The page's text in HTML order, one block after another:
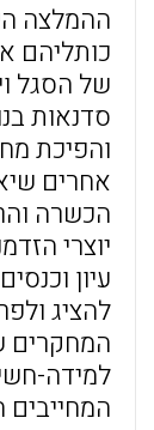
ההמלצה
כותליהם
של הסגל
סדנאות
והפיכת
אחרים
הכשרה
יוצרי
עיון
להציג
המחקרים
למידה-